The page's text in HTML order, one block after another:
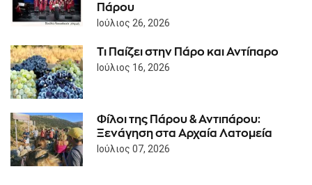
Πάρου
Ιούλιος 26, 2026
Τι Παίζει στην Πάρο και Αντίπαρο
Ιούλιος 16, 2026
Φίλοι της Πάρου & Αντιπάρου:
Ξενάγηση στα Αρχαία Λατομεία
Ιούλιος 07, 2026